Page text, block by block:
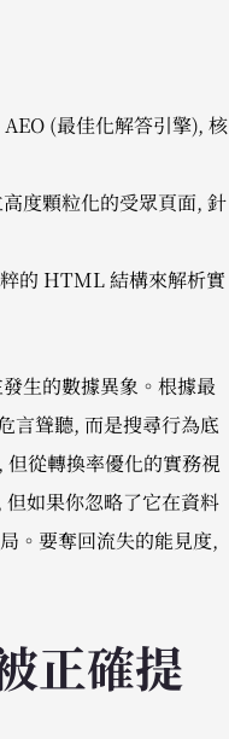
(最佳化解答引擎), 核
度顆粒化的受眾頁面, 針
的 HTML 結構來解析實
生的數據異象。根據最
言聳聽, 而是搜尋行為底
從轉換率優化的實務視
如果你忽略了它在資料
。要奪回流失的能見度,
正確提